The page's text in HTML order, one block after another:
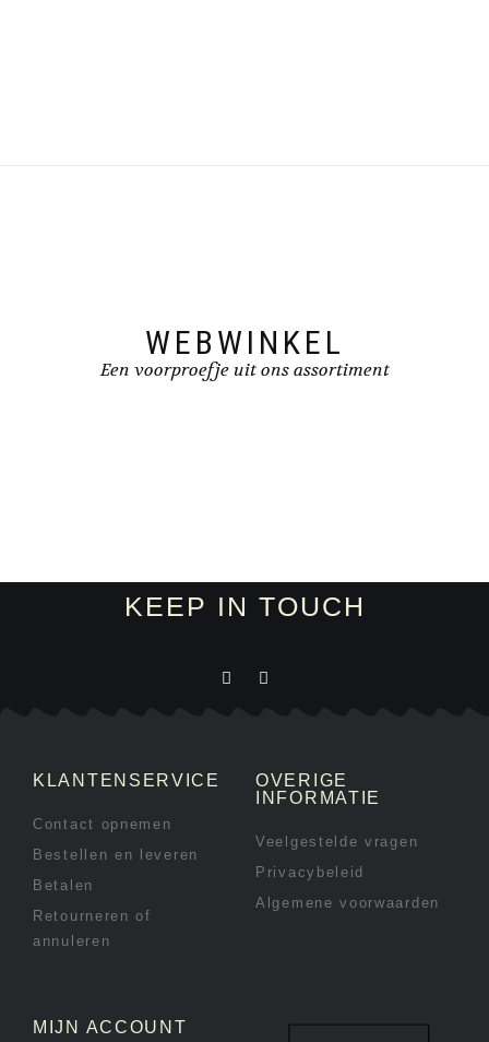
WEBWINKEL
Een voorproefje uit ons assortiment
KEEP IN TOUCH
KLANTENSERVICE
Contact opnemen
Bestellen en leveren
Betalen
Retourneren of
annuleren
OVERIGE
INFORMATIE
Veelgestelde vragen
Privacybeleid
Algemene voorwaarden
MIJN ACCOUNT